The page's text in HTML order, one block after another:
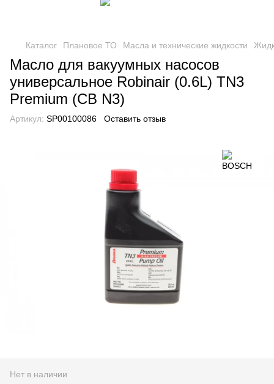
Каталог Плановое ТО Масла и технические жидкости
Масло для вакуумных насосов
универсальное Robinair (0.6L) TN3
Premium (CB N3)
Артикул: SP00100086 Оставить отзыв
Нет в наличии